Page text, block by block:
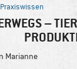
Praxiswissen
–
Marianne